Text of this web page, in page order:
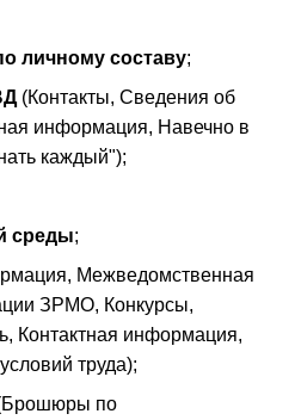
личному составу;
(Контакты, Сведения об
информация, Навечно в
каждый");
среды;
Межведомственная
ЗРМО, Конкурсы,
Контактная информация,
труда);
по